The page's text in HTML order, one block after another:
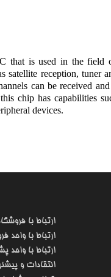
that is used in the field
satellite reception,
can be received
chip has capabilities
devices.
ارتباط با
ارتباط با واحد
ارتباط با واحد
انتقادات و